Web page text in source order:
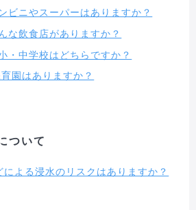
ビニやスーパーはありますか？
な飲食店がありますか？
・中学校はどちらですか？
園はありますか？
ついて
よる浸水のリスクはありますか？